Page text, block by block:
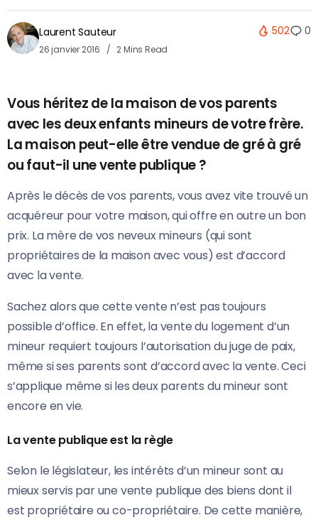
Laurent Sauteur
26 janvier 2016 2 Mins Read
502 0
Vous héritez de la maison de vos parents
avec les deux enfants mineurs de votre frère.
La maison peut-elle être vendue de gré à gré
ou faut-il une vente publique ?
Après le décès de vos parents, vous avez vite trouvé un
acquéreur pour votre maison, qui offre en outre un bon
prix. La mère de vos neveux mineurs (qui sont
propriétaires de la maison avec vous) est d’accord
avec la vente.
Sachez alors que cette vente n’est pas toujours
possible d’office. En effet, la vente du logement d’un
mineur requiert toujours l’autorisation du juge de paix,
même si ses parents sont d’accord avec la vente. Ceci
s’applique même si les deux parents du mineur sont
encore en vie.
La vente publique est la règle
Selon le législateur, les intérêts d’un mineur sont au
mieux servis par une vente publique des biens dont il
est propriétaire ou co-propriétaire. De cette manière,